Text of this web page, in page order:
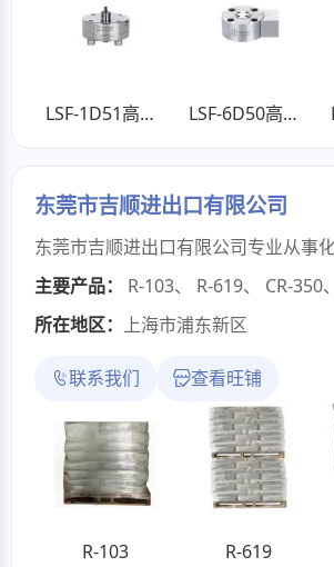
LSF-1D51高精度拉压式传感器 LSF-6D50高精度六维力传感器
东莞市吉顺进出口有限公司
主要产品：
R-103、 R-619、 CR-350、
所在地区： 上海市浦东新区
联系我们 查看旺铺
R-103 R-619